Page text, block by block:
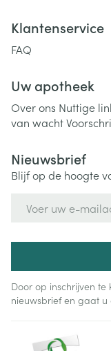
Klantenservice
FAQ
Uw apotheek
Over ons Nuttige
van wacht
Nieuwsbrief
Blijf op de hoogte
Door op inschrijven te
nieuwsbrief en gaat